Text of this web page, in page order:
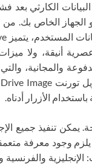
البيانات الكارثي بعد
الخاص بك. من
أنيقة، ولا
والمجانية،
الأزرار أدناه.
يمكن تنفيذ جميع
وجود معرفة
والفرنسية